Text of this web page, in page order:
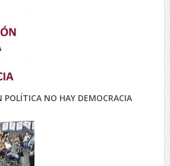
POLÍTICA NO HAY DEMOCRACIA